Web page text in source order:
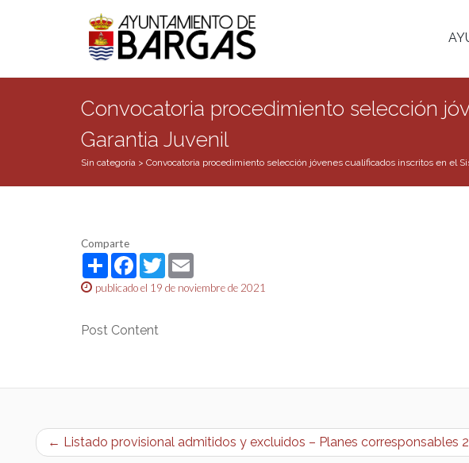
Convocatoria procedimiento selección
Garantia Juvenil
Sin categoría > Convocatoria procedimiento selección jóvenes cualificados inscritos en el
Comparte
ShareFacebook
Twitter
publicado el 19 de noviembre de 2021
Post Content
← Listado provisional admitidos y excluidos – Planes corresponsables